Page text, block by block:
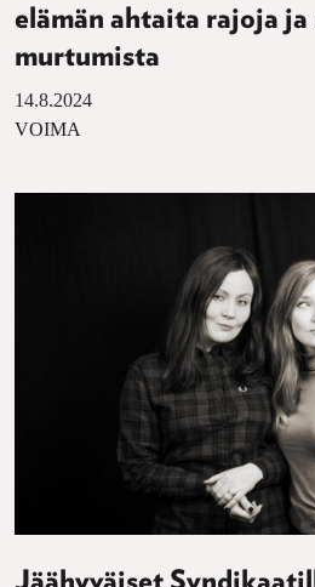
elämän ahtaita rajoja ja
murtumista
14.8.2024
VOIMA